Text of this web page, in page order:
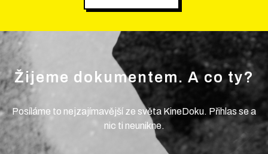
Žijeme dokumentem. A co ty?
Posíláme to nejzajímavější ze světa KineDoku. Přihlas se a
nic ti neunikne.